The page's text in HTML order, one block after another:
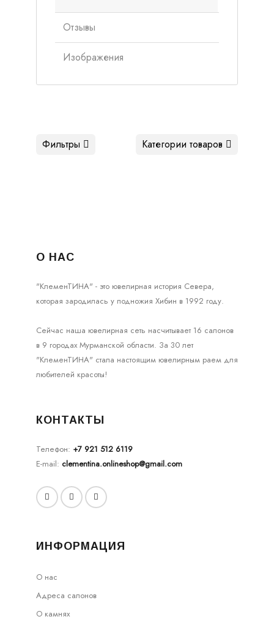
Отзывы
Изображения
Категории товаров
Фильтры
О НАС
"КлеменТИНА" - это ювелирная история Севера,
которая зародилась у подножия Хибин в 1992 году.
Сейчас наша ювелирная сеть насчитывает 16 салонов
в 9 городах Мурманской области. За 30 лет
"КлеменТИНА" стала настоящим ювелирным раем для
любителей красоты!
КОНТАКТЫ
Телефон: +7 921 512 6119
E-mail: clementina.onlineshop@gmail.com
ИНФОРМАЦИЯ
О нас
Адреса салонов
О камнях